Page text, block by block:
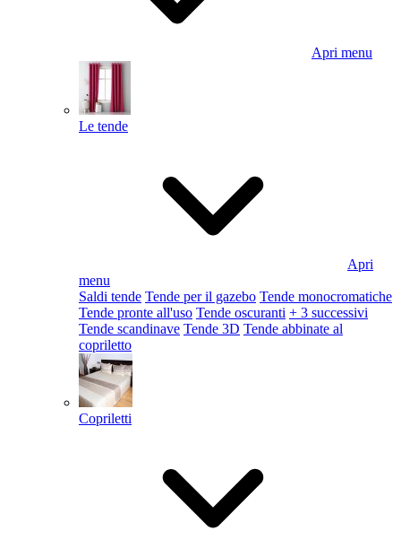
Apri menu
Le tende
Apri
menu
Saldi tende Tende per il gazebo Tende monocromatiche
Tende pronte all'uso Tende oscuranti + 3 successivi
Tende scandinave Tende 3D Tende abbinate al
copriletto
Copriletti